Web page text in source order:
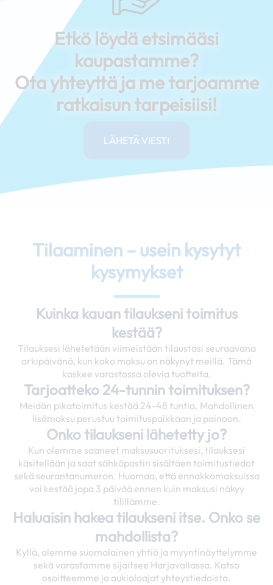
Etkö löydä etsimääsi
kaupastamme?
Ota yhteyttä ja me tarjoamme
ratkaisun tarpeisiisi!
LÄHETÄ VIESTI
Tilaaminen – usein kysytyt
kysymykset
Kuinka kauan tilaukseni toimitus
kestää?
Tilauksesi lähetetään viimeistään tilaustasi seuraavana
arkipäivänä, kun koko maksu on näkynyt meillä. Tämä
koskee varastossa olevia tuotteita.
Tarjoatteko 24-tunnin toimituksen?
Meidän pikatoimitus kestää 24-48 tuntia. Mahdollinen
lisämaksu perustuu toimituspaikkaan ja painoon.
Onko tilaukseni lähetetty jo?
Kun olemme saaneet maksusuorituksesi, tilauksesi
käsitellään ja saat sähköpostin sisältäen toimitustiedot
sekä seurantanumeron. Huomaa, että ennakkomaksuissa
voi kestää jopa 3 päivää ennen kuin maksusi näkyy
tilillämme.
Haluaisin hakea tilaukseni itse. Onko se
mahdollista?
Kyllä, olemme suomalainen yhtiö ja myyntinäyttelymme
sekä varastomme sijaitsee Harjavallassa. Katso
osoitteemme ja aukioloajat yhteystiedoista.